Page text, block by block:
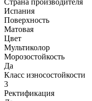
Испания
Поверхность
Матовая
Цвет
Мультиколор
Морозостойкость
Да
Класс износостойкости
3
Ректификация